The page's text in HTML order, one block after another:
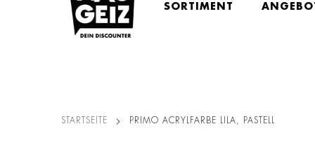
SORTIMENT
STARTSEITE PRIMO ACRYLFARBE LILA, PASTELL